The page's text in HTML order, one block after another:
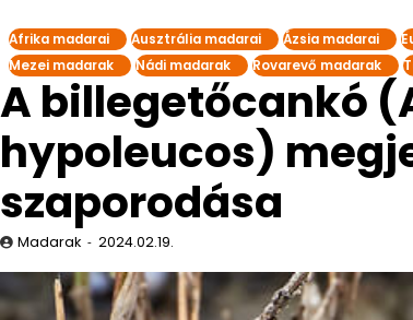
Afrika madarai Ausztrália madarai Ázsia madarai
Mezei madarak
Nádi madarak Rovarevő madarak
A billegetőcankó
hypoleucos)
szaporodása
Madarak 2024.02.19.